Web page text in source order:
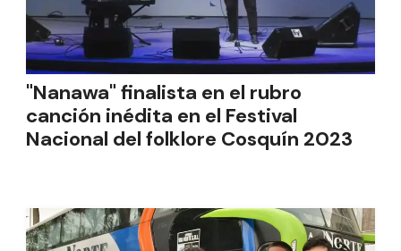
"Nanawa" finalista en el rubro
canción inédita en el Festival
Nacional del folklore Cosquín 2023